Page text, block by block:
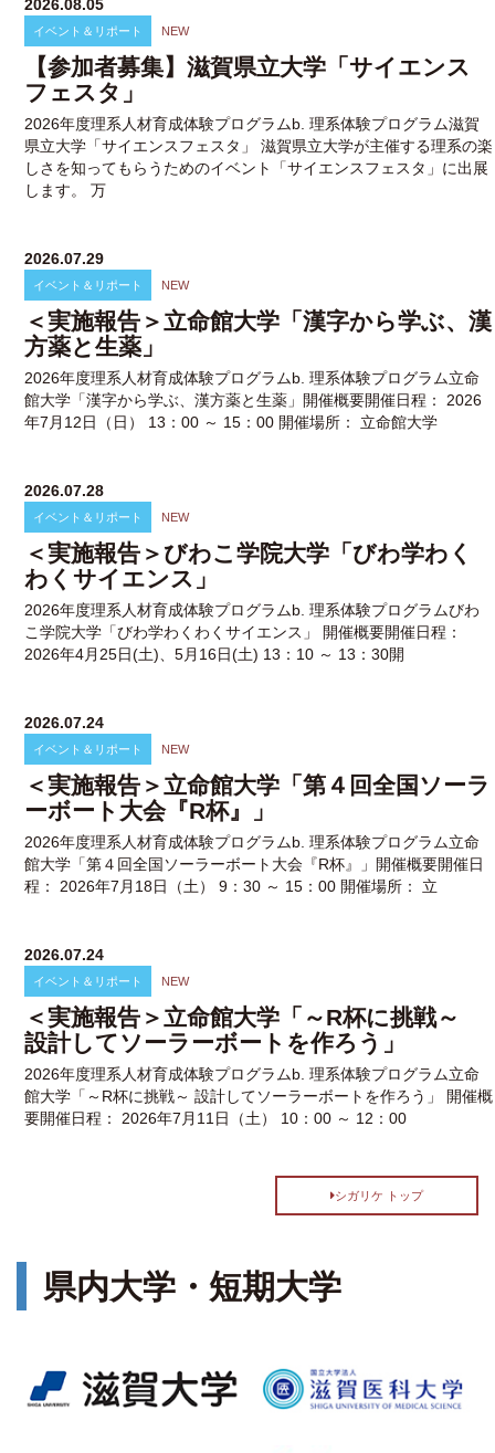
2026.08.05
イベント＆リポート NEW
【参加者募集】滋賀県立大学「サイエンス
フェスタ」
2026年度理系人材育成体験プログラムb. 理系体験プログラム滋賀
県立大学「サイエンスフェスタ」 滋賀県立大学が主催する理系の楽
しさを知ってもらうためのイベント「サイエンスフェスタ」に出展
します。 万
2026.07.29
イベント＆リポート NEW
＜実施報告＞立命館大学「漢字から学ぶ、漢
方薬と生薬」
2026年度理系人材育成体験プログラムb. 理系体験プログラム立命
館大学「漢字から学ぶ、漢方薬と生薬」開催概要開催日程： 2026
年7月12日（日） 13：00 ～ 15：00 開催場所： 立命館大学
2026.07.28
イベント＆リポート NEW
＜実施報告＞びわこ学院大学「びわ学わく
わくサイエンス」
2026年度理系人材育成体験プログラムb. 理系体験プログラムびわ
こ学院大学「びわ学わくわくサイエンス」 開催概要開催日程：
2026年4月25日(土)、5月16日(土) 13：10 ～ 13：30開
2026.07.24
イベント＆リポート NEW
＜実施報告＞立命館大学「第４回全国ソーラ
ーボート大会『R杯』」
2026年度理系人材育成体験プログラムb. 理系体験プログラム立命
館大学「第４回全国ソーラーボート大会『R杯』」開催概要開催日
程： 2026年7月18日（土） 9：30 ～ 15：00 開催場所： 立
2026.07.24
イベント＆リポート NEW
＜実施報告＞立命館大学「～R杯に挑戦～
設計してソーラーボートを作ろう」
2026年度理系人材育成体験プログラムb. 理系体験プログラム立命
館大学「～R杯に挑戦～ 設計してソーラーボートを作ろう」 開催概
要開催日程： 2026年7月11日（土） 10：00 ～ 12：00
シガリケ トップ
県内大学・短期大学